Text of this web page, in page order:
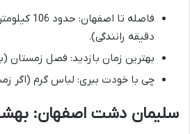
دقیقه رانندگی).
بهترین زمان بازدید: فصل زمستان
چی با خودت ببری: لباس گرم (اگر
سلیمان دشت اصفهان: